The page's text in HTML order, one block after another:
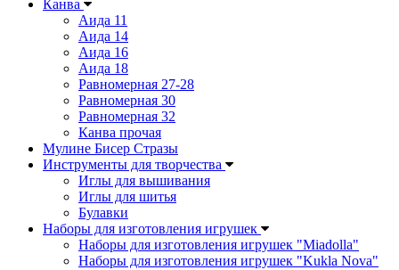
Канва
Аида 11
Аида 14
Аида 16
Аида 18
Равномерная 27-28
Равномерная 30
Равномерная 32
Канва прочая
Мулине Бисер Стразы
Инструменты для творчества
Иглы для вышивания
Иглы для шитья
Булавки
Наборы для изготовления игрушек
Наборы для изготовления игрушек "Miadolla"
Наборы для изготовления игрушек "Kukla Nova"